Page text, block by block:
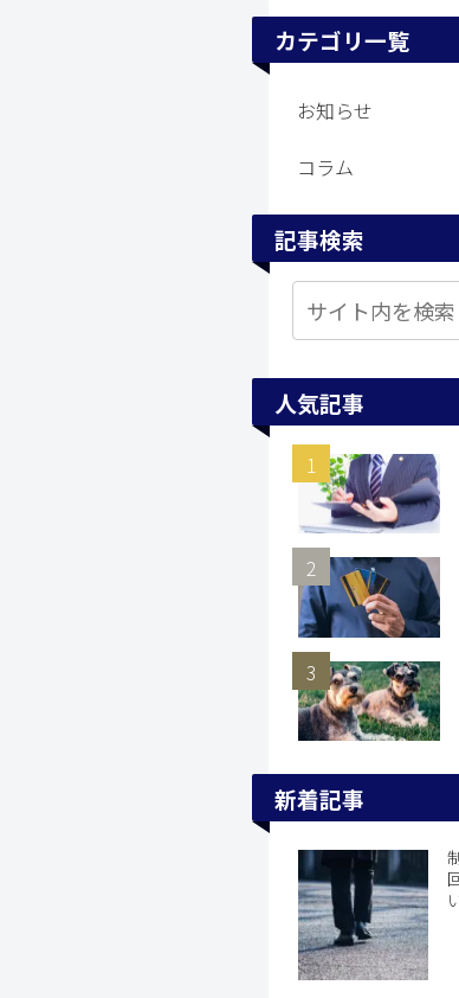
カテゴリ一覧
お知らせ
コラム
記事検索
人気記事
新着記事